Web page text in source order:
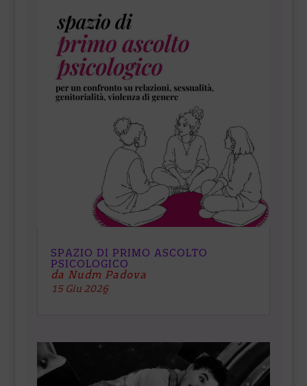
SPAZIO DI PRIMO ASCOLTO
PSICOLOGICO
da Nudm Padova
15 Giu 2026